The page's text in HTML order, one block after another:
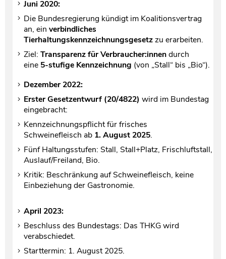
Juni 2020:
Die Bundesregierung kündigt im Koalitionsvertrag
an, ein verbindliches
Tierhaltungskennzeichnungsgesetzzu erarbeiten.
Ziel: Transparenz für Verbraucher:innendurch
eine 5-stufige Kennzeichnung (von „Stall“ bis „Bio“).
Dezember 2022:
Erster Gesetzentwurf (20/4822) wird im Bundestag
eingebracht:
Kennzeichnungspflicht für frisches
Schweinefleisch ab 1. August 2025.
Fünf Haltungsstufen: Stall, Stall+Platz, Frischluftstall,
Auslauf/Freiland, Bio.
Kritik: Beschränkung auf Schweinefleisch, keine
Einbeziehung der Gastronomie.
April 2023:
Beschluss des Bundestags: Das THKG wird
verabschiedet.
Starttermin: 1. August 2025.